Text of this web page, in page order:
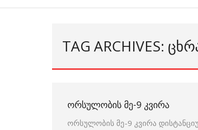
TAG ARCHIVES:
ᲝᲠᲡᲣᲚᲝᲑᲘᲡ ᲛᲔ-9 ᲙᲕᲘᲠᲐ
ორსულობის მე-9 კვირა